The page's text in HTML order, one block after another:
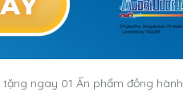
tặng ngay 01 Ấn phẩm đồng hành